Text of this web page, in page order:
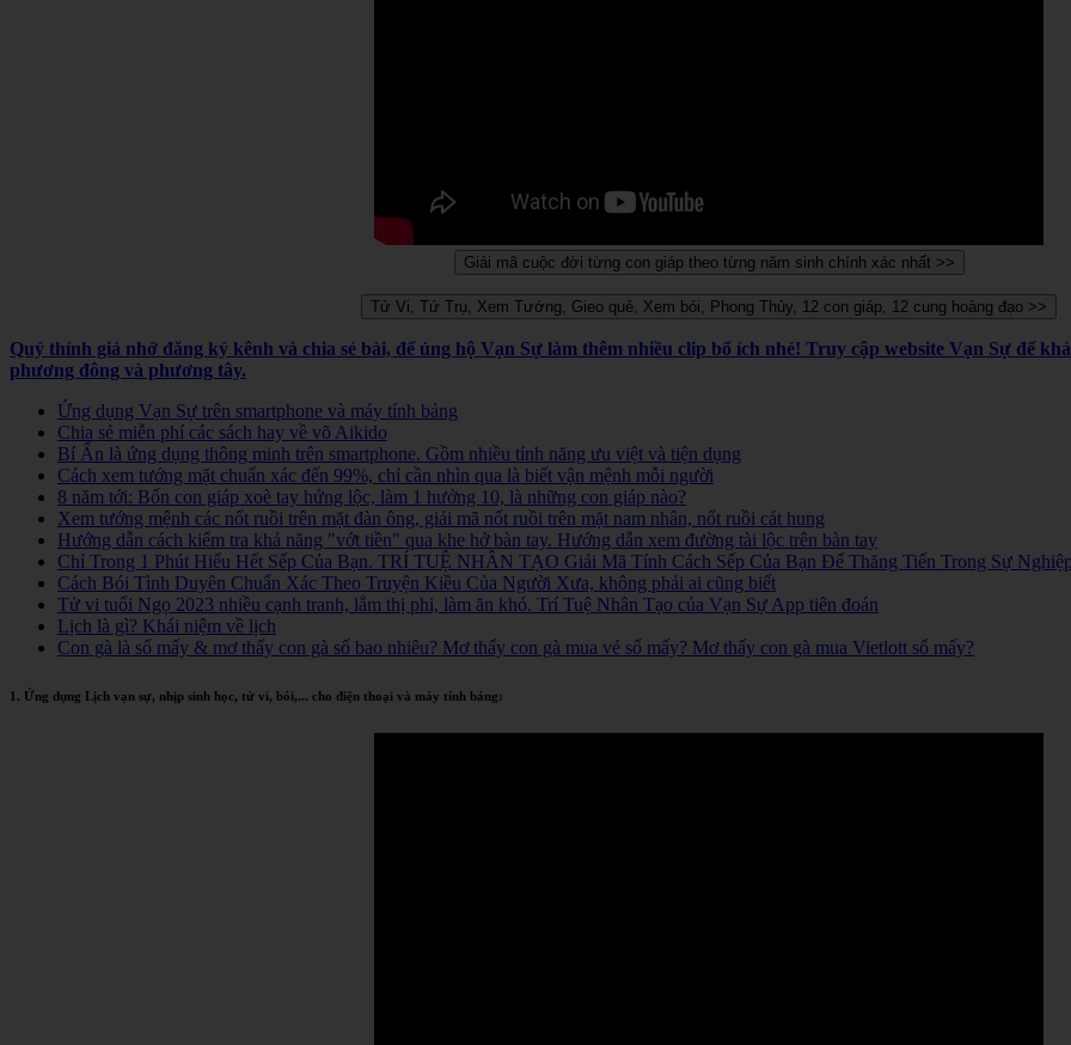
Quý thính giả nhớ đăng ký kênh và chia sẻ bài, để ủng hộ Vạn Sự làm thêm nhiều clip bổ ích nhé! Truy cập website Vạn Sự để
phương đông và phương tây.
Ứng dụng Vạn Sự trên smartphone và máy tính bảng
Chia sẻ miễn phí các sách hay về võ Aikido
Bí Ẩn là ứng dụng thông minh trên smartphone. Gồm nhiều tính năng ưu việt và tiện dụng
Cách xem tướng mặt chuẩn xác đến 99%, chỉ cần nhìn qua là biết vận mệnh mỗi người
8 năm tới: Bốn con giáp xoè tay hứng lộc, làm 1 hưởng 10, là những con giáp nào?
Xem tướng mệnh các nốt ruồi trên mặt đàn ông, giải mã nốt ruồi trên mặt nam nhân, nốt ruồi cát hung
Hướng dẫn cách kiểm tra khả năng "vớt tiền" qua khe hở bàn tay. Hướng dẫn xem đường tài lộc trên bàn tay
Chỉ Trong 1 Phút Hiểu Hết Sếp Của Bạn. TRÍ TUỆ NHÂN TẠO Giải Mã Tính Cách Sếp Của Bạn Để Thăng Tiến Trong Sự Nghiệp
Cách Bói Tình Duyên Chuẩn Xác Theo Truyện Kiều Của Người Xưa, không phải ai cũng biết
Tử vi tuổi Ngọ 2023 nhiều cạnh tranh, lắm thị phi, làm ăn khó. Trí Tuệ Nhân Tạo của Vạn Sự App tiên đoán
Lịch là gì? Khái niệm về lịch
Con gà là số mấy & mơ thấy con gà số bao nhiêu? Mơ thấy con gà mua vé số mấy? Mơ thấy con gà mua Vietlott số mấy?
1. Ứng dụng Lịch vạn sự, nhịp sinh học, tử vi, bói,... cho điện thoại và máy tính bảng: